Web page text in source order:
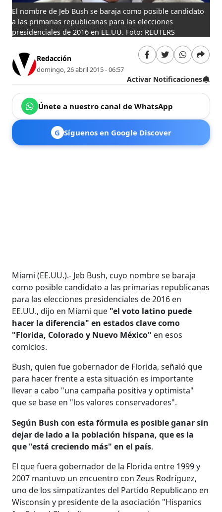
El nombre de Jeb Bush se baraja como posible candidato
a las primarias republicanas para las elecciones
presidenciales de 2016 en EE.UU. Foto: REUTERS
Redacción
domingo, 26 abril 2015 - 06:57
Activar Notificaciones
Únete a nuestro canal de WhatsApp
G Síguenos en Google Discover
Miami (EE.UU.).- Jeb Bush, cuyo nombre se baraja
como posible candidato a las primarias republicanas
para las elecciones presidenciales de 2016 en
EE.UU., dijo en Miami que "el voto latino puede
hacer la diferencia" en estados clave como
"Florida, Colorado y Nuevo México" en esos
comicios.
Bush, quien fue gobernador de Florida, señaló que
para hacer frente a esta situación es importante
llevar a cabo "una campaña positiva y optimista"
que se base en "los valores conservadores".
Según Bush con esta fórmula es posible ganar sin
dejar de lado a la población hispana, que es la
que "está creciendo más" en el país.
El que fuera gobernador de la Florida entre 1999 y
2007 mantuvo un encuentro con Zeus Rodríguez,
uno de los simpatizantes del Partido Republicano en
Wisconsin y presidente de la asociación "Hispanics